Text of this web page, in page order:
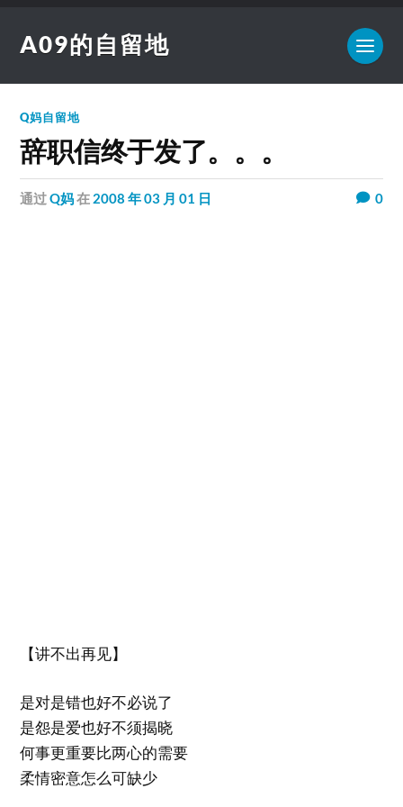
A09的自留地
Q妈自留地
辞职信终于发了。。。
通过Q妈在 2008 年 03 月 01 日 0
【讲不出再见】
是对是错也好不必说了
是怨是爱也好不须揭晓
何事更重要比两心的需要
柔情密意怎么可缺少